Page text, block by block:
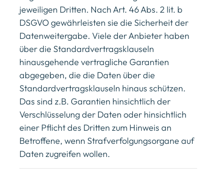
jeweiligen Dritten. Nach Art. 46 Abs. 2 lit. b
DSGVO gewährleisten sie die Sicherheit der
Datenweitergabe. Viele der Anbieter haben
über die Standardvertragsklauseln
hinausgehende vertragliche Garantien
abgegeben, die die Daten über die
Standardvertragsklauseln hinaus schützen.
Das sind z.B. Garantien hinsichtlich der
Verschlüsselung der Daten oder hinsichtlich
einer Pflicht des Dritten zum Hinweis an
Betroffene, wenn Strafverfolgungsorgane auf
Daten zugreifen wollen.